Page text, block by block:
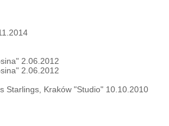
2.06.2012
2.06.2012
Starlings, Kraków "Studio" 10.10.2010